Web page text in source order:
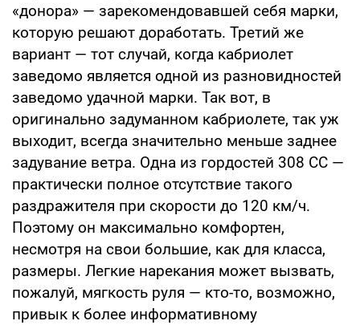
«донора» — зарекомендовавшей себя марки,
которую решают доработать. Третий же
вариант — тот случай, когда кабриолет
заведомо является одной из разновидностей
заведомо удачной марки. Так вот, в
оригинально задуманном кабриолете, так уж
выходит, всегда значительно меньше заднее
задувание ветра. Одна из гордостей 308 СС —
практически полное отсутствие такого
раздражителя при скорости до 120 км/ч.
Поэтому он максимально комфортен,
несмотря на свои большие, как для класса,
размеры. Легкие нарекания может вызвать,
пожалуй, мягкость руля — кто-то, возможно,
привык к более информативному